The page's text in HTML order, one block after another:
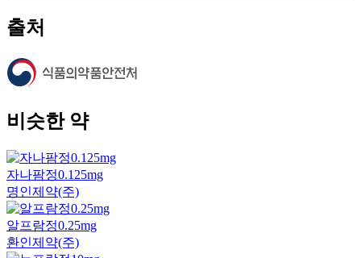
출처
비슷한 약
자나팜정0.125mg
명인제약(주)
알프람정0.25mg
환인제약(주)